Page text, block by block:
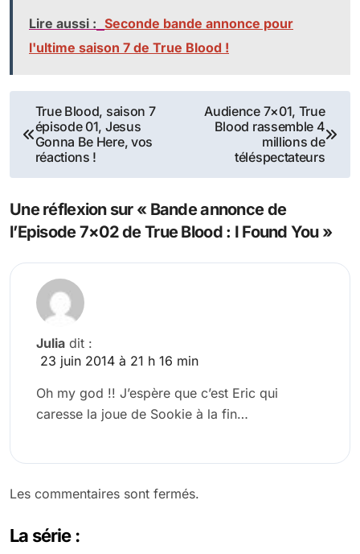
Lire aussi : Seconde bande annonce pour
l'ultime saison 7 de True Blood !
Navigation
de
l’article
True Blood, saison 7
épisode 01, Jesus
Gonna Be Here, vos
réactions !
Audience 7×01, True
Blood rassemble 4
millions de
téléspectateurs
Une réflexion sur « Bande annonce de
l’Episode 7×02 de True Blood : I Found You »
Julia dit :
23 juin 2014 à 21 h 16 min
Oh my god !! J’espère que c’est Eric qui
caresse la joue de Sookie à la fin…
Les commentaires sont fermés.
La série :